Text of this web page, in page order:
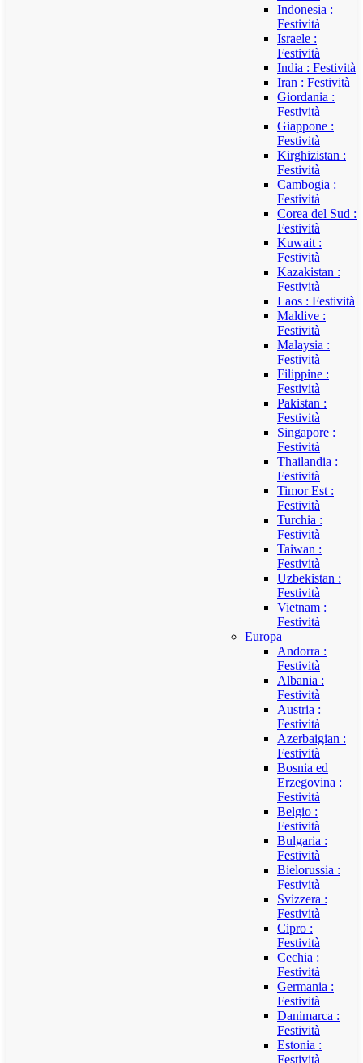
Indonesia :
Festività
Israele :
Festività
India : Festività
Iran : Festività
Giordania :
Festività
Giappone :
Festività
Kirghizistan :
Festività
Cambogia :
Festività
Corea del Sud :
Festività
Kuwait :
Festività
Kazakistan :
Festività
Laos : Festività
Maldive :
Festività
Malaysia :
Festività
Filippine :
Festività
Pakistan :
Festività
Singapore :
Festività
Thailandia :
Festività
Timor Est :
Festività
Turchia :
Festività
Taiwan :
Festività
Uzbekistan :
Festività
Vietnam :
Festività
Europa
Andorra :
Festività
Albania :
Festività
Austria :
Festività
Azerbaigian :
Festività
Bosnia ed
Erzegovina :
Festività
Belgio :
Festività
Bulgaria :
Festività
Bielorussia :
Festività
Svizzera :
Festività
Cipro :
Festività
Cechia :
Festività
Germania :
Festività
Danimarca :
Festività
Estonia :
Festività